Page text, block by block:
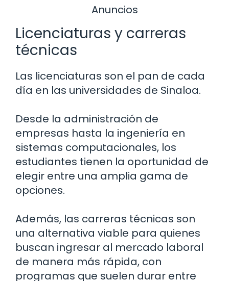
Anuncios
Licenciaturas y carreras
técnicas
Las licenciaturas son el pan de cada
día en las universidades de Sinaloa.
Desde la administración de
empresas hasta la ingeniería en
sistemas computacionales, los
estudiantes tienen la oportunidad de
elegir entre una amplia gama de
opciones.
Además, las carreras técnicas son
una alternativa viable para quienes
buscan ingresar al mercado laboral
de manera más rápida, con
programas que suelen durar entre